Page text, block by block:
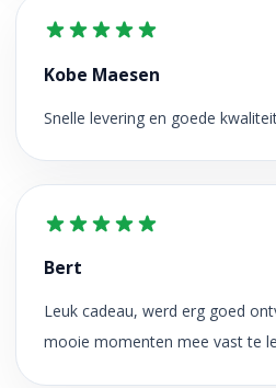
Kobe Maesen
Snelle levering en goede
Bert
Leuk cadeau, werd erg goed
mooie momenten mee vast te